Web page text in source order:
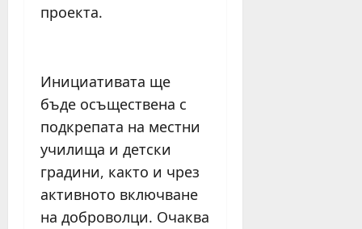
проекта.
Инициативата ще
бъде осъществена с
подкрепата на местни
училища и детски
градини, както и чрез
активното включване
на доброволци. Очаква